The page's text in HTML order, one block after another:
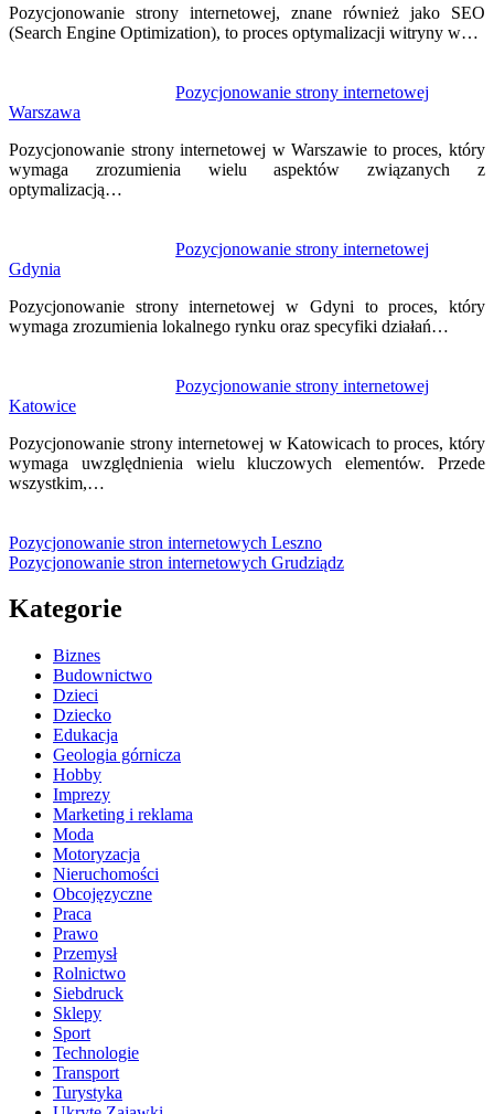
Pozycjonowanie strony internetowej, znane również jako SEO
(Search Engine Optimization), to proces optymalizacji witryny w…
Pozycjonowanie strony internetowej
Warszawa
Pozycjonowanie strony internetowej w Warszawie to proces, który
wymaga zrozumienia wielu aspektów związanych z
optymalizacją…
Pozycjonowanie strony internetowej
Gdynia
Pozycjonowanie strony internetowej w Gdyni to proces, który
wymaga zrozumienia lokalnego rynku oraz specyfiki działań…
Pozycjonowanie strony internetowej
Katowice
Pozycjonowanie strony internetowej w Katowicach to proces, który
wymaga uwzględnienia wielu kluczowych elementów. Przede
wszystkim,…
Pozycjonowanie stron internetowych Leszno
Pozycjonowanie stron internetowych Grudziądz
Kategorie
Biznes
Budownictwo
Dzieci
Dziecko
Edukacja
Geologia górnicza
Hobby
Imprezy
Marketing i reklama
Moda
Motoryzacja
Nieruchomości
Obcojęzyczne
Praca
Prawo
Przemysł
Rolnictwo
Siebdruck
Sklepy
Sport
Technologie
Transport
Turystyka